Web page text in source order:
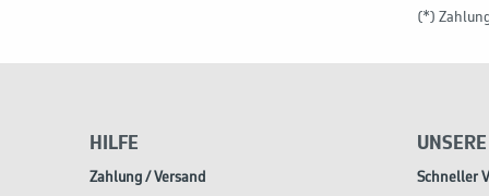
(*)
HILFE
Zahlung / Versand
Schneller